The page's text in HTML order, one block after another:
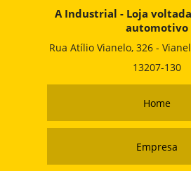
A Industrial - Loja
automotivo
Rua Atílio Vianelo, 326 -
13207-130
Home
Empresa